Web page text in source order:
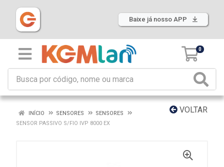
Baixe já nosso APP
0
VOLTAR
INÍCIO SENSORES
SENSORES
SENSOR PASSIVO S/FIO IVP 8000 EX